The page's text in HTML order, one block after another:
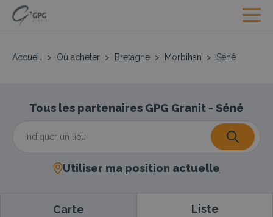
Accueil > Où acheter > Bretagne > Morbihan > Séné
Tous les partenaires GPG Granit - Séné
Utiliser ma position actuelle
Carte Liste